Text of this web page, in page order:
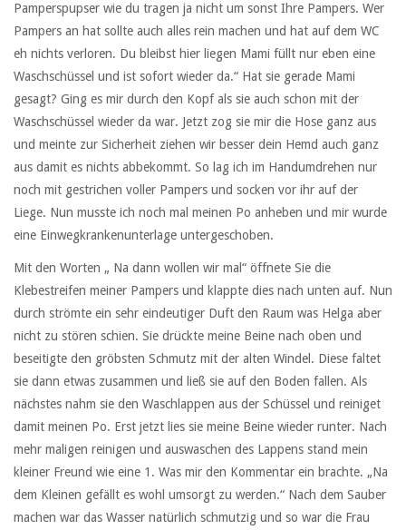
Pamperspupser wie du tragen ja nicht um sonst Ihre Pampers. Wer
Pampers an hat sollte auch alles rein machen und hat auf dem WC
eh nichts verloren. Du bleibst hier liegen Mami füllt nur eben eine
Waschschüssel und ist sofort wieder da.“ Hat sie gerade Mami
gesagt? Ging es mir durch den Kopf als sie auch schon mit der
Waschschüssel wieder da war. Jetzt zog sie mir die Hose ganz aus
und meinte zur Sicherheit ziehen wir besser dein Hemd auch ganz
aus damit es nichts abbekommt. So lag ich im Handumdrehen nur
noch mit gestrichen voller Pampers und socken vor ihr auf der
Liege. Nun musste ich noch mal meinen Po anheben und mir wurde
eine Einwegkrankenunterlage untergeschoben.
Mit den Worten „ Na dann wollen wir mal“ öffnete Sie die
Klebestreifen meiner Pampers und klappte dies nach unten auf. Nun
durch strömte ein sehr eindeutiger Duft den Raum was Helga aber
nicht zu stören schien. Sie drückte meine Beine nach oben und
beseitigte den gröbsten Schmutz mit der alten Windel. Diese faltet
sie dann etwas zusammen und ließ sie auf den Boden fallen. Als
nächstes nahm sie den Waschlappen aus der Schüssel und reiniget
damit meinen Po. Erst jetzt lies sie meine Beine wieder runter. Nach
mehr maligen reinigen und auswaschen des Lappens stand mein
kleiner Freund wie eine 1. Was mir den Kommentar ein brachte. „Na
dem Kleinen gefällt es wohl umsorgt zu werden.“ Nach dem Sauber
machen war das Wasser natürlich schmutzig und so war die Frau